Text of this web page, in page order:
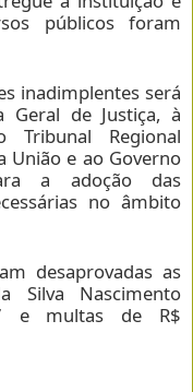
públicos foram
inadimplentes será
Geral de Justiça, à
Tribunal Regional
União e ao Governo
a adoção das
no âmbito
desaprovadas as
Silva Nascimento
e multas de R$